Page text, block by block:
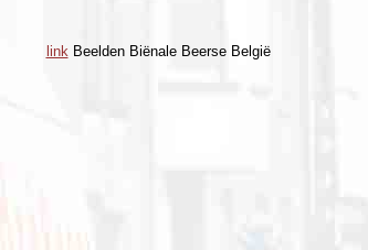
linkBeelden Biënale Beerse België